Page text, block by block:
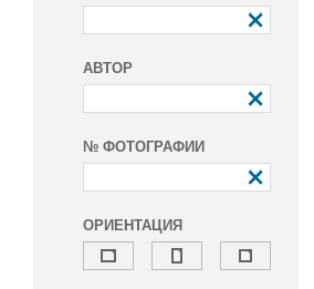
АВТОР
№ ФОТОГРАФИИ
ОРИЕНТАЦИЯ